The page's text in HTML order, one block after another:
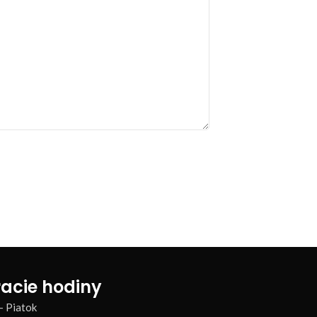
hodiny
Piatok